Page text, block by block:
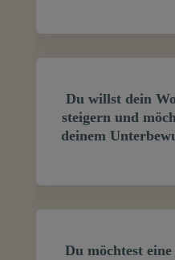
Du willst dein
steigern und
deinem
Du möchtest